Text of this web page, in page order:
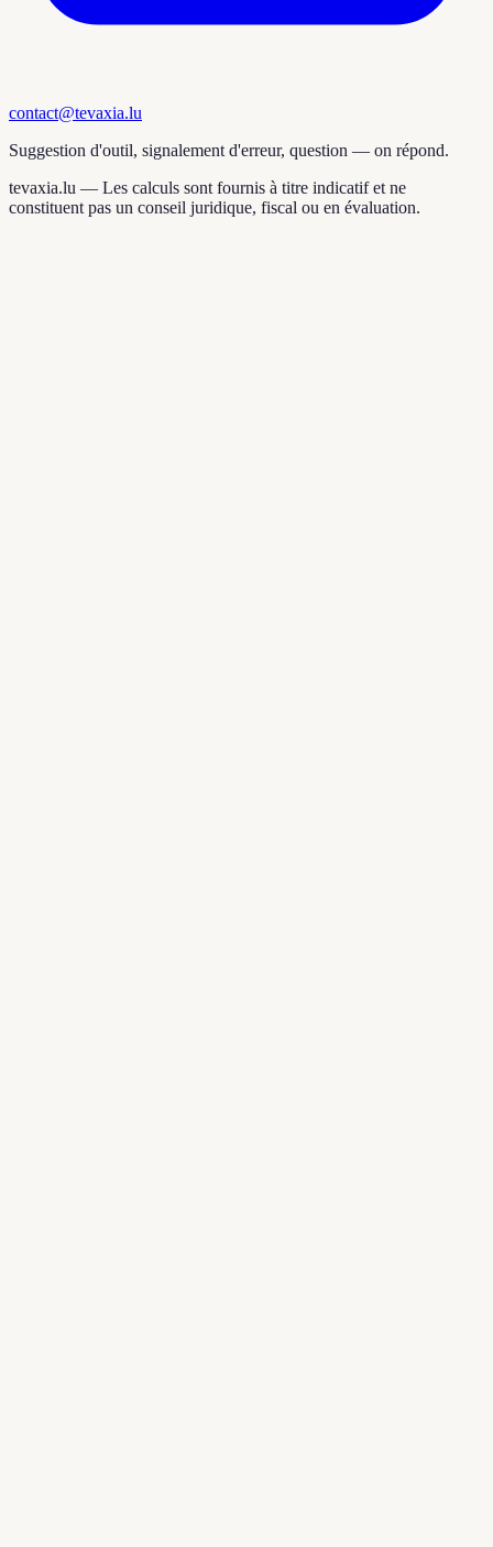
contact@tevaxia.lu
Suggestion d'outil, signalement d'erreur, question — on répond.
tevaxia.lu — Les calculs sont fournis à titre indicatif et ne
constituent pas un conseil juridique, fiscal ou en évaluation.